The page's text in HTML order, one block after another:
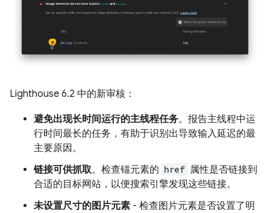
Lighthouse 6.2 中的新审核：
避免出现长时间运行的主线程任务。报告主线程中运
行时间最长的任务，有助于识别出导致输入延迟的最
主要原因。
链接可供抓取。检查锚元素的 href 属性是否链接到
合适的目标网站，以便搜索引擎发现这些链接。
未设置尺寸的图片元素 - 检查图片元素是否设置了明